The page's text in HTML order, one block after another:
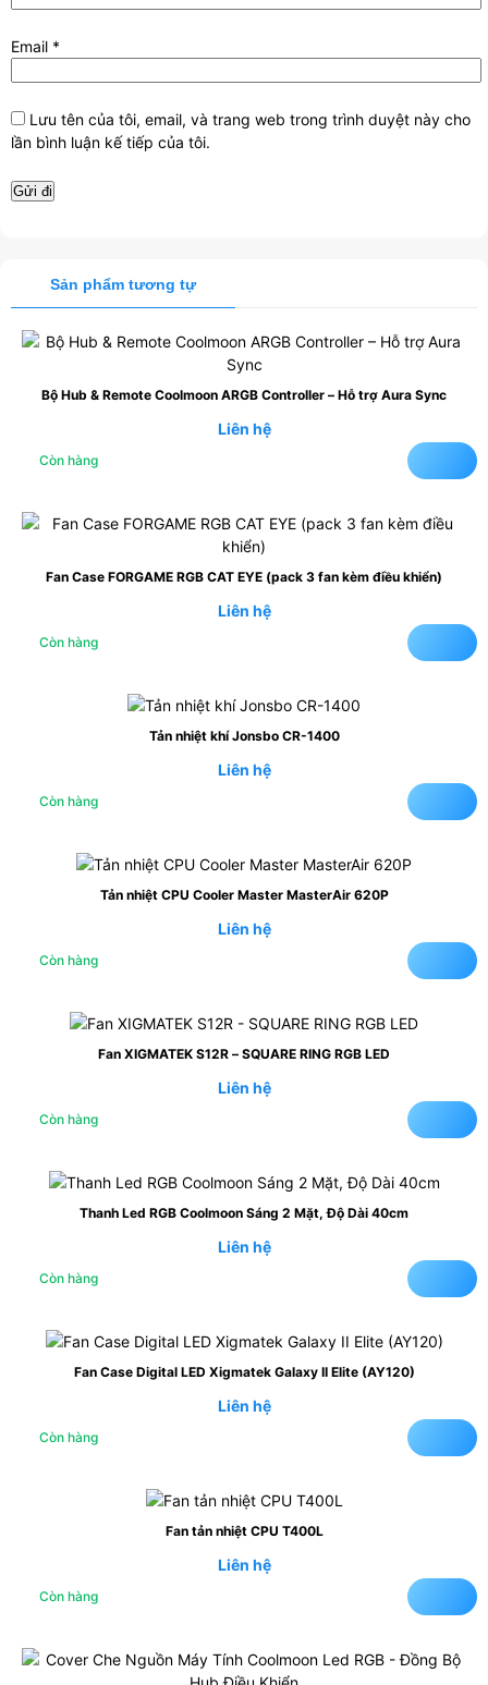
Email *
Lưu tên của tôi, email, và trang web trong trình duyệt này cho
lần bình luận kế tiếp của tôi.
Sản phẩm tương tự
Bộ Hub & Remote Coolmoon ARGB Controller – Hỗ trợ Aura Sync
Liên hệ
Còn hàng
Fan Case FORGAME RGB CAT EYE (pack 3 fan kèm điều khiển)
Liên hệ
Còn hàng
Tản nhiệt khí Jonsbo CR-1400
Liên hệ
Còn hàng
Tản nhiệt CPU Cooler Master MasterAir 620P
Liên hệ
Còn hàng
Fan XIGMATEK S12R – SQUARE RING RGB LED
Liên hệ
Còn hàng
Thanh Led RGB Coolmoon Sáng 2 Mặt, Độ Dài 40cm
Liên hệ
Còn hàng
Fan Case Digital LED Xigmatek Galaxy II Elite (AY120)
Liên hệ
Còn hàng
Fan tản nhiệt CPU T400L
Liên hệ
Còn hàng